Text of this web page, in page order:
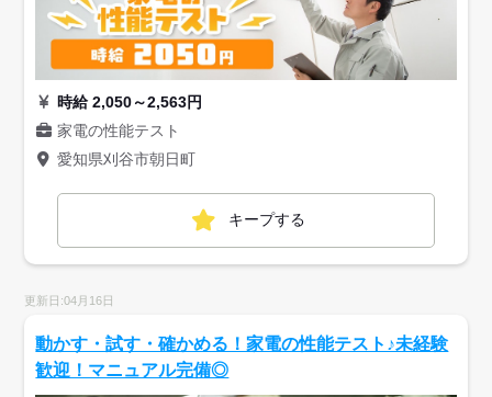
時給 2,050～2,563円
家電の性能テスト
愛知県刈谷市朝日町
キープする
更新日:04月16日
動かす・試す・確かめる！家電の性能テスト♪未経験
歓迎！マニュアル完備◎